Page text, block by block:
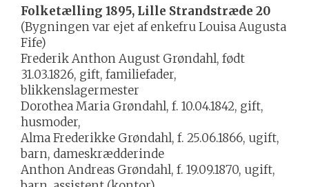
Folketælling 1895, Lille Strandstræde 20
(Bygningen var ejet af enkefru Louisa Augusta
Fife)
Frederik Anthon August Grøndahl, født
31.03.1826, gift, familiefader,
blikkenslagermester
Dorothea Maria Grøndahl, f. 10.04.1842, gift,
husmoder,
Alma Frederikke Grøndahl, f. 25.06.1866, ugift,
barn, dameskrædderinde
Anthon Andreas Grøndahl, f. 19.09.1870, ugift,